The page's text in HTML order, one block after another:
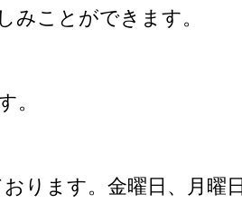
みことができます。
。
ります。金曜日、月曜